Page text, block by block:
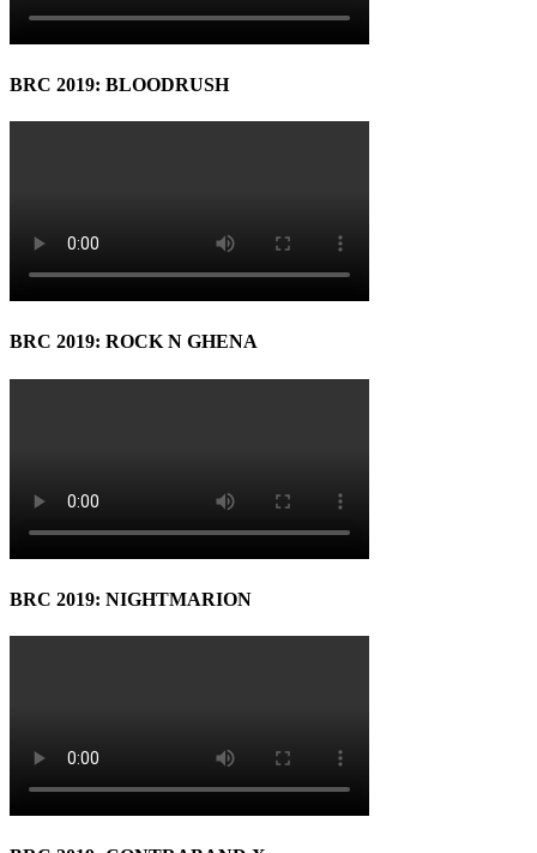
BRC 2019: BLOODRUSH
BRC 2019: ROCK N GHENA
BRC 2019: NIGHTMARION